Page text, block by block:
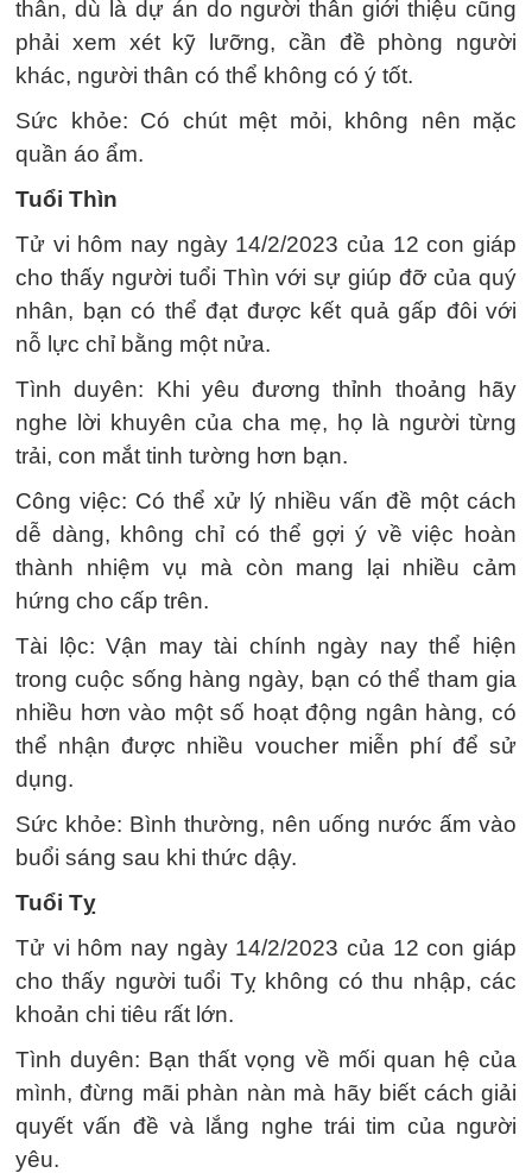
thân, dù là dự án do người thân giới thiệu cũng
phải xem xét kỹ lưỡng, cần đề phòng người
khác, người thân có thể không có ý tốt.
Sức khỏe: Có chút mệt mỏi, không nên mặc
quần áo ẩm.
Tuổi Thìn
Tử vi hôm nay ngày 14/2/2023 của 12 con giáp
cho thấy người tuổi Thìn với sự giúp đỡ của quý
nhân, bạn có thể đạt được kết quả gấp đôi với
nỗ lực chỉ bằng một nửa.
Tình duyên: Khi yêu đương thỉnh thoảng hãy
nghe lời khuyên của cha mẹ, họ là người từng
trải, con mắt tinh tường hơn bạn.
Công việc: Có thể xử lý nhiều vấn đề một cách
dễ dàng, không chỉ có thể gợi ý về việc hoàn
thành nhiệm vụ mà còn mang lại nhiều cảm
hứng cho cấp trên.
Tài lộc: Vận may tài chính ngày nay thể hiện
trong cuộc sống hàng ngày, bạn có thể tham gia
nhiều hơn vào một số hoạt động ngân hàng, có
thể nhận được nhiều voucher miễn phí để sử
dụng.
Sức khỏe: Bình thường, nên uống nước ấm vào
buổi sáng sau khi thức dậy.
Tuổi Tỵ
Tử vi hôm nay ngày 14/2/2023 của 12 con giáp
cho thấy người tuổi Tỵ không có thu nhập, các
khoản chi tiêu rất lớn.
Tình duyên: Bạn thất vọng về mối quan hệ của
mình, đừng mãi phàn nàn mà hãy biết cách giải
quyết vấn đề và lắng nghe trái tim của người
yêu.